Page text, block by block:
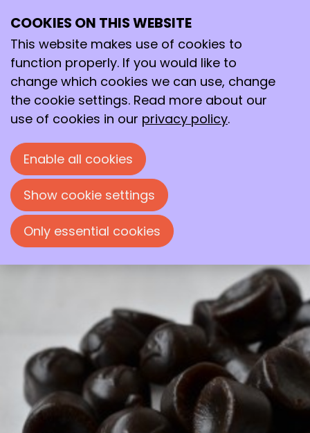
15
2020
19:00 - 21:30 Online
Van zwarte borstkoekjes tot
Avondlezing door dr. M. Hendriksen
georganiseerd door de Chemische Kring
Zwolle.
COOKIES ON THIS WEBSITE
This website makes use of cookies to
function properly. If you would like to
change which cookies we can use, change
the cookie settings. Read more about our
use of cookies in our privacy policy.
Enable all cookies
Show cookie settings
Only essential cookies